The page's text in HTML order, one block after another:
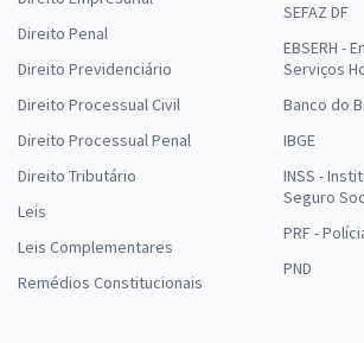
CPU RN - Concursos Unificado do Rio
R$21,32
Economize R$ 63,96 (-20%)
Direito Penal
Direito Previdenciário
Direito Processual Civil
Direito Processual Penal
Direito Tributário
Leis
Leis Complementares
Remédios Constitucionais
SEFAZ DF
EBSERH -
Serviços
Banco do
IBGE
INSS -
Seguro
PRF -
PND